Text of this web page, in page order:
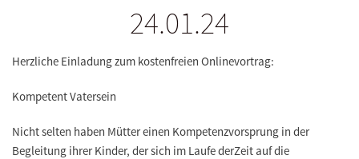
24.01.24
Herzliche Einladung zum kostenfreien Onlinevortrag:
Kompetent Vatersein
Nicht selten haben Mütter einen Kompetenzvorsprung in der
Begleitung ihrer Kinder, der sich im Laufe derZeit auf die